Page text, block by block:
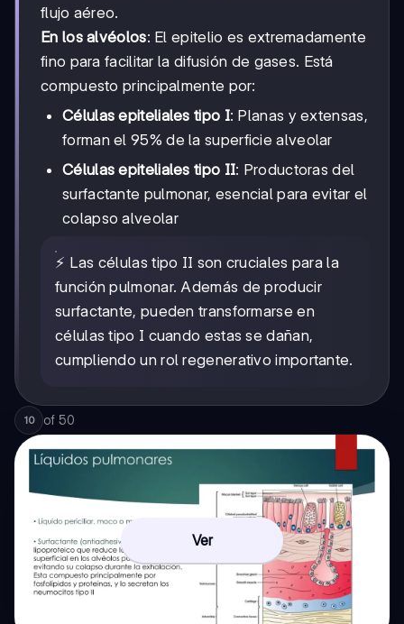
flujo aéreo.
En los alvéolos: El epitelio es extremadamente
fino para facilitar la difusión de gases. Está
compuesto principalmente por:
Células epiteliales tipo I: Planas y extensas,
forman el 95% de la superficie alveolar
Células epiteliales tipo II: Productoras del
surfactante pulmonar, esencial para evitar el
colapso alveolar
⚡ Las células tipo II son cruciales para la
función pulmonar. Además de producir
surfactante, pueden transformarse en
células tipo I cuando estas se dañan,
cumpliendo un rol regenerativo importante.
10 of 50
Ver